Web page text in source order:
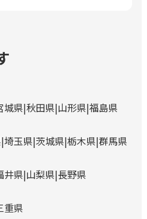
城県 秋田県 山形県 福島県
埼玉県 茨城県 栃木県 群馬県
井県 山梨県 長野県
重県